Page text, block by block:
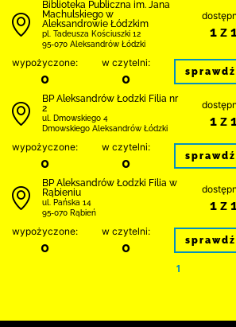
Biblioteka Publiczna im. Jana
Machulskiego w
Aleksandrowie Łódzkim
pl. Tadeusza Kościuszki 12
95-070 Aleksandrów Łódzki
1 z
wypożyczone:
0
w czytelni:
0 sprawdź
BP Aleksandrów Łodzki Filia nr
2
ul. Dmowskiego 4
Dmowskiego Aleksandrów Łódzki
1 z
wypożyczone:
0
w czytelni:
0 sprawdź
BP Aleksandrów Łodzki Filia w
Rąbieniu
ul. Pańska 14
95-070 Rąbień
1 z
wypożyczone:
0
w czytelni:
0 sprawdź
1